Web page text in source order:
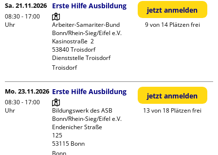
Sa. 21.11.2026
08:30 - 17:00
Uhr
Erste Hilfe Ausbildung
Arbeiter-Samariter-Bund
Bonn/Rhein-Sieg/Eifel e.V.
Kasinostraße  2
53840 Troisdorf
Dienststelle Troisdorf
Troisdorf
jetzt anmelden
9 von 14 Plätzen frei
Mo. 23.11.2026
08:30 - 17:00
Uhr
Erste Hilfe Ausbildung
Bildungswerk des ASB
Bonn/Rhein-Sieg/Eifel e.V.
Endenicher Straße
125
Bonn
jetzt anmelden
13 von 18 Plätzen frei